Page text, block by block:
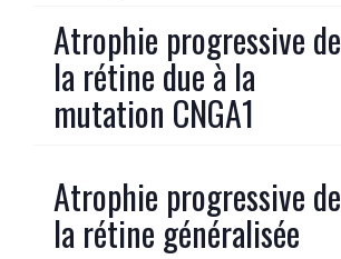
Atrophie progressive de
la rétine due à la
mutation CNGA1
Atrophie progressive de
la rétine généralisée